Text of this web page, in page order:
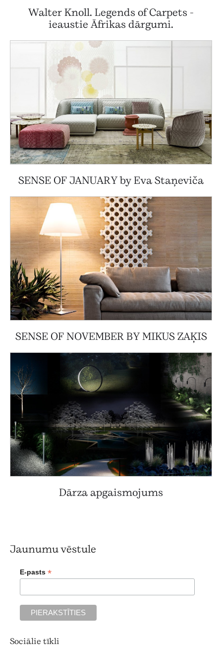
Walter Knoll. Legends of Carpets -
ieaustie Āfrikas dārgumi.
SENSE OF JANUARY by Eva Staņeviča
SENSE OF NOVEMBER BY MIKUS ZAĶIS
Dārza apgaismojums
Jaunumu vēstule
E-pasts *
Sociālie tīkli